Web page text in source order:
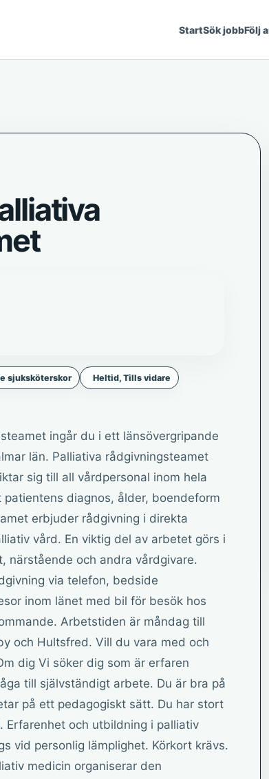
StartSök jobbFölj
sjuksköterskor Heltid, Tills vidare
ingår du i ett länsövergripande
län. Palliativa rådgivningsteamet
sig till all vårdpersonal inom hela
diagnos, ålder, boendeform
erbjuder rådgivning i direkta
vård. En viktig del av arbetet görs i
närstående och andra vårdgivare.
via telefon, bedside
inom länet med bil för besök hos
Arbetstiden är måndag till
och Hultsfred. Vill du vara med och
dig Vi söker dig som är erfaren
till självständigt arbete. Du är bra på
på ett pedagogiskt sätt. Du har stort
Erfarenhet och utbildning i palliativ
vid personlig lämplighet. Körkort krävs.
medicin organiserar den